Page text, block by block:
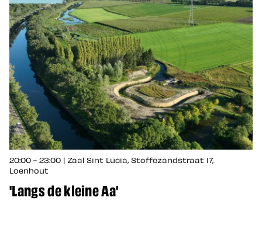
20:00 - 23:00 | Zaal Sint Lucia, Stoffezandstraat 17,
Loenhout
'Langs de kleine Aa'